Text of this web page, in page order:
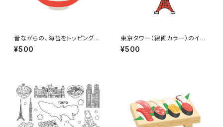
昔ながらの、海苔をトッピングし
た醤油ラーメンのイラスト
¥500
東京タワー（線画カラー）のイラ
スト
¥500